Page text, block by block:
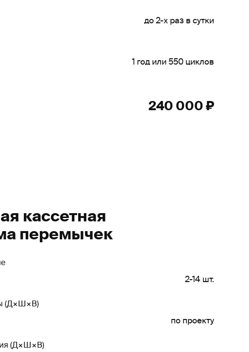
до 2-х раз в сутки
1 год или 550 циклов
240 000 ₽
кассетная
перемычек
2-14 шт.
(Д×Ш×В)
по проекту
(Д×Ш×В)